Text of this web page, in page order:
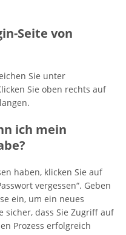
Seite von
Sie unter
Sie oben rechts auf
ich mein
haben, klicken Sie auf
vergessen“. Geben
ein, um ein neues
sicher, dass Sie Zugriff auf
Prozess erfolgreich